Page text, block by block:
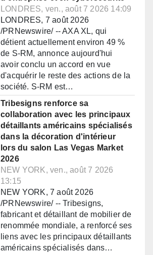
LONDRES, ven., août 7 2026 14:09
LONDRES, 7 août 2026
/PRNewswire/ -- AXA XL, qui
détient actuellement environ 49 %
de S-RM, annonce aujourd'hui
avoir conclu un accord en vue
d'acquérir le reste des actions de la
société. S-RM est…
Tribesigns renforce sa
collaboration avec les principaux
détaillants américains spécialisés
dans la décoration d'intérieur
lors du salon Las Vegas Market
2026
NEW YORK, ven., août 7 2026
13:15
NEW YORK, 7 août 2026
/PRNewswire/ -- Tribesigns,
fabricant et détaillant de mobilier de
renommée mondiale, a renforcé ses
liens avec les principaux détaillants
américains spécialisés dans…